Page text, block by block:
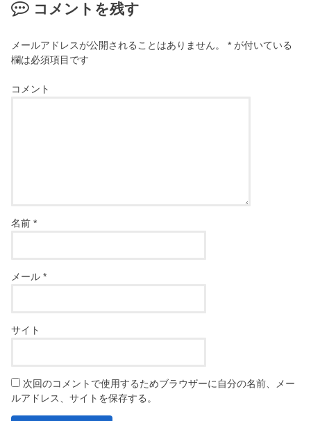
コメントを残す
メールアドレスが公開されることはありません。 * が付いている
欄は必須項目です
コメント
名前*
メール*
サイト
次回のコメントで使用するためブラウザーに自分の名前、メー
ルアドレス、サイトを保存する。